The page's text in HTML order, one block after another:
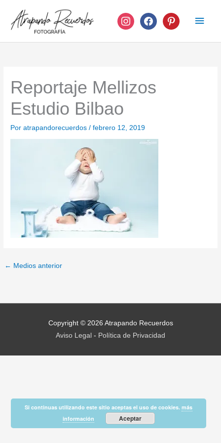
contenido
instagramfacebook pinterest
Reportaje Mellizos
Estudio Bilbao
Poratrapandorecuerdos/febrero 12, 2019
← Medios anterior
Copyright © 2026 Atrapando Recuerdos
Aviso Legal - Política de Privacidad
Si continuas utilizando este sitio aceptas el uso de cookies.más
información
Aceptar